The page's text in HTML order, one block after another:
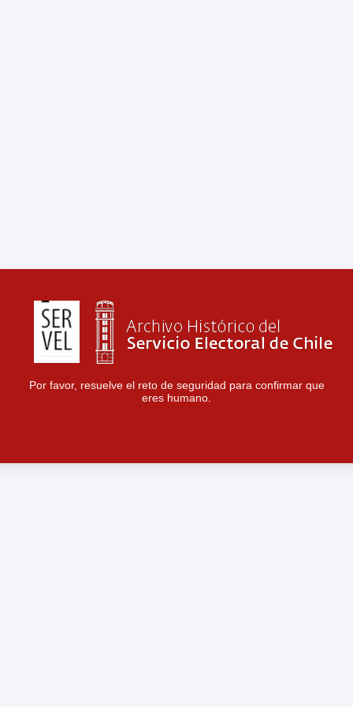
Por favor, resuelve el reto de seguridad para confirmar que
eres humano.